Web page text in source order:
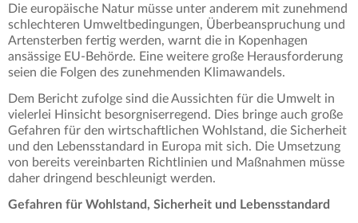
Die europäische Natur müsse unter anderem mit zunehmend
schlechteren Umweltbedingungen, Überbeanspruchung und
Artensterben fertig werden, warnt die in Kopenhagen
ansässige EU-Behörde. Eine weitere große Herausforderung
seien die Folgen des zunehmenden Klimawandels.
Dem Bericht zufolge sind die Aussichten für die Umwelt in
vielerlei Hinsicht besorgniserregend. Dies bringe auch große
Gefahren für den wirtschaftlichen Wohlstand, die Sicherheit
und den Lebensstandard in Europa mit sich. Die Umsetzung
von bereits vereinbarten Richtlinien und Maßnahmen müsse
daher dringend beschleunigt werden.
Gefahren für Wohlstand, Sicherheit und Lebensstandard